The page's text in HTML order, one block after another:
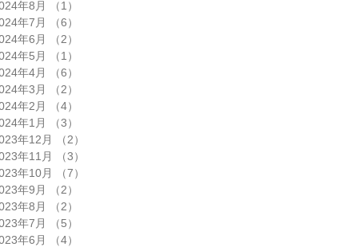
年8月
（1）
年7月
（6）
年6月
（2）
年5月
（1）
年4月
（6）
年3月
（2）
年2月
（4）
年1月
（3）
年12月
（2）
年11月
（3）
年10月
（7）
年9月
（2）
年8月
（2）
年7月
（5）
年6月
（4）